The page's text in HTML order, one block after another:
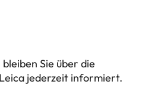
für eine weitere SD-
Sie über die
jederzeit informiert.